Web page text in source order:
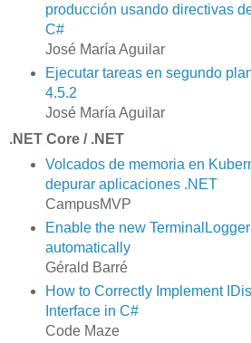
producción usando directivas
C#
José María Aguilar
Ejecutar tareas en segundo
4.5.2
José María Aguilar
.NET Core / .NET
Volcados de memoria en
depurar aplicaciones .NET
CampusMVP
Enable the new
automatically
Gérald Barré
How to Correctly Implement
Interface in C#
Code Maze